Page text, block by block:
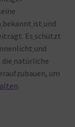
bekannt ist und
Es schützt
und
natürliche
um
.